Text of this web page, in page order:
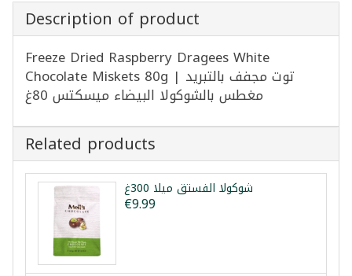
Description of product
Freeze Dried Raspberry Dragees White
Chocolate Miskets 80g | توت مجفف بالتبريد
مغطس بالشوكولا البيضاء ميسكتس 80غ
Related products
شوكولا الفستق ميلا 300غ
€9.99